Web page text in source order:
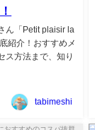
ん「Petit plaisir la
紹介！おすすめメ
ス方法まで、知り
tabimeshi